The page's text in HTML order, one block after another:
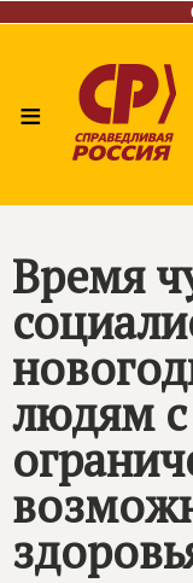
≡
Время
людям с